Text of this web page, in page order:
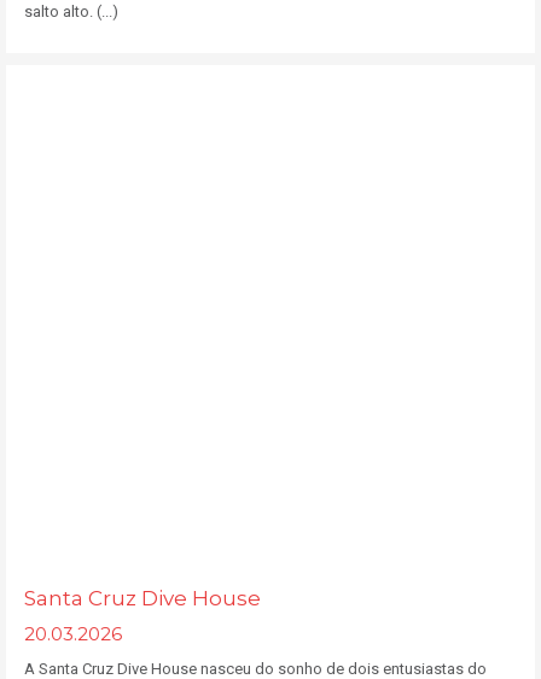
salto alto. (...)
Santa Cruz Dive House
20.03.2026
A Santa Cruz Dive House nasceu do sonho de dois entusiastas do